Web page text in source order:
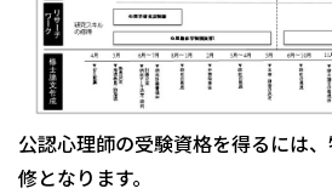
公認心理師の受験資格を得るには
修となります。